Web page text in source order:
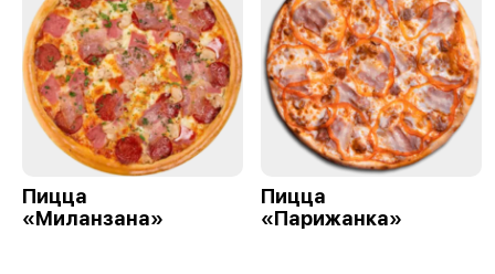
Пицца
«Миланзана»
Пицца
«Парижанка»